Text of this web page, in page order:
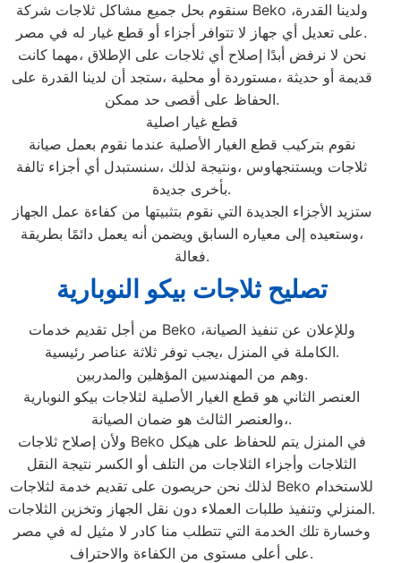
سنقوم بحل جميع مشاكل ثلاجات شركة Beko ،ولدينا القدرة
على تعديل أي جهاز لا تتوافر أجزاء أو قطع غيار له في مصر.
نحن لا نرفض أبدًا إصلاح أي ثلاجات على الإطلاق ،مهما كانت
قديمة أو حديثة ،مستوردة أو محلية ،ستجد أن لدينا القدرة على
الحفاظ على أقصى حد ممكن.
قطع غيار اصلية
نقوم بتركيب قطع الغيار الأصلية عندما نقوم بعمل صيانة
ثلاجات ويستنجهاوس ،ونتيجة لذلك ،سنستبدل أي أجزاء تالفة
بأخرى جديدة.
ستزيد الأجزاء الجديدة التي نقوم بتثبيتها من كفاءة عمل الجهاز
،وستعيده إلى معياره السابق ويضمن أنه يعمل دائمًا بطريقة
فعالة.
تصليح ثلاجات بيكو النوبارية
من أجل تقديم خدمات Beko ،وللإعلان عن تنفيذ الصيانة
الكاملة في المنزل ،يجب توفر ثلاثة عناصر رئيسية.
وهم من المهندسين المؤهلين والمدربين.
العنصر الثاني هو قطع الغيار الأصلية لثلاجات بيكو النوبارية
،والعنصر الثالث هو ضمان الصيانة.
ولأن إصلاح ثلاجات Beko في المنزل يتم للحفاظ على هيكل
الثلاجات وأجزاء الثلاجات من التلف أو الكسر نتيجة النقل
لذلك نحن حريصون على تقديم خدمة لثلاجات Beko للاستخدام
المنزلي وتنفيذ طلبات العملاء دون نقل الجهاز وتخزين الثلاجات.
وخسارة تلك الخدمة التي تتطلب منا كادر لا مثيل له في مصر
على أعلى مستوى من الكفاءة والاحتراف.